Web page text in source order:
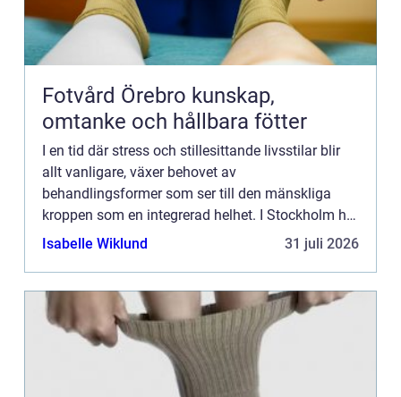
Fotvård Örebro kunskap,
omtanke och hållbara fötter
I en tid där stress och stillesittande livsstilar blir
allt vanligare, växer behovet av
behandlingsformer som ser till den mänskliga
kroppen som en integrerad helhet. I Stockholm har
efterfrågan på osteopati, en manuell ter...
Isabelle Wiklund 31 juli 2026